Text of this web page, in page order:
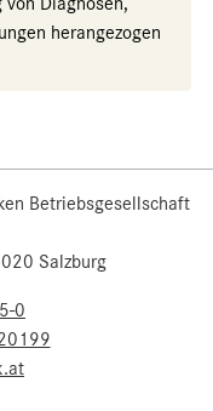
herangezogen
Betriebsgesellschaft
Salzburg
0